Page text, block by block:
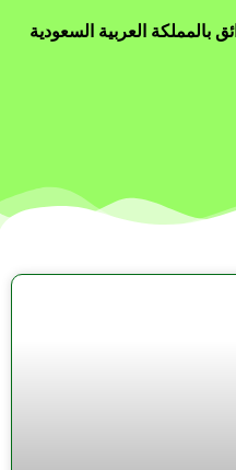
بالمملكة العربية السعودية